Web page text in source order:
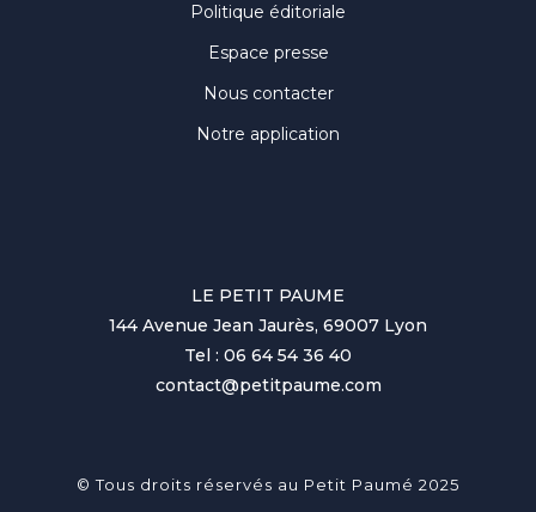
Politique éditoriale
Espace presse
Nous contacter
Notre application
LE PETIT PAUME
144 Avenue Jean Jaurès, 69007 Lyon
Tel : 06 64 54 36 40
contact@petitpaume.com
© Tous droits réservés au Petit Paumé 2025